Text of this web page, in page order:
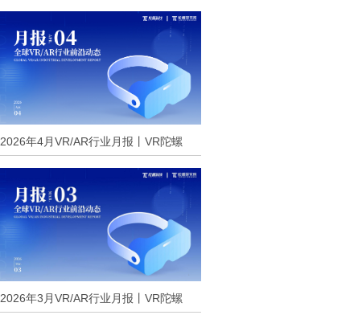
2026年4月VR/AR行业月报丨VR陀螺
2026年3月VR/AR行业月报丨VR陀螺